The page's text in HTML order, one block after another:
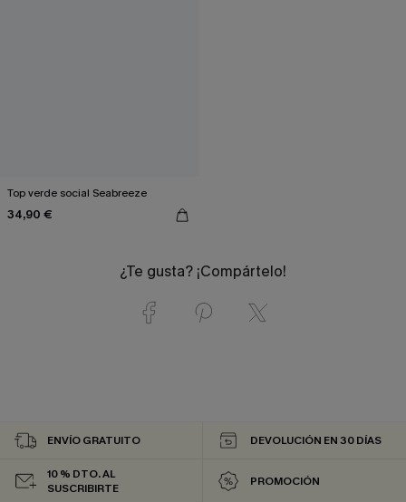
Top verde social Seabreeze
34,90 €
¿Te gusta? ¡Compártelo!
ENVÍO GRATUITO DEVOLUCIÓN EN 30 DÍAS
10 % DTO. AL
SUSCRIBIRTE
PROMOCIÓN